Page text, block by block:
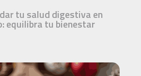
tu salud digestiva en
equilibra tu bienestar